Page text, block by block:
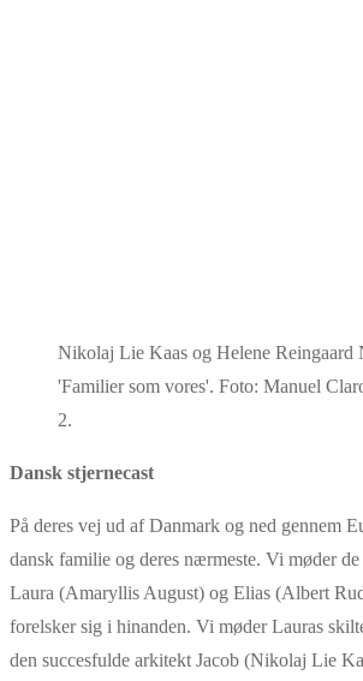
Nikolaj Lie Kaas og Helene Reingaard
'Familier som vores'. Foto: Manuel
2.
Dansk stjernecast
På deres vej ud af Danmark og ned gennem
dansk familie og deres nærmeste. Vi møder de
Laura (Amaryllis August) og Elias (Albert
forelsker sig i hinanden. Vi møder Lauras
den succesfulde arkitekt Jacob (Nikolaj Lie